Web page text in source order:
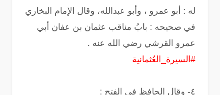
له : أبو عمرو ، وأبو عبدالله، وقال الإمام البخاري
في صحيحه : بابُ مناقب عثمان بن عفان أبي
عمرو القرشي رضي الله عنه .
#السيرة_العُثمانية